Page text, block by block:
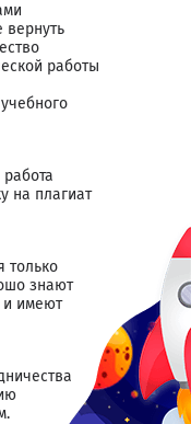
вернуть
работы
на плагиат
только
знают
и имеют